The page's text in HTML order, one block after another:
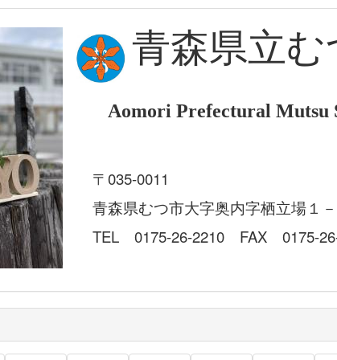
青森県立
Aomori Prefectural Mutsu
〒035-0011
青森県むつ市大字奥内字栖立場１－
TEL 0175-26-2210 FAX 0175-